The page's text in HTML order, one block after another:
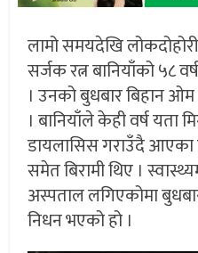
लामो समयदेखि
सर्जक रत्न बानियाँको ५८
। उनको बुधबार बिहान
। बानियाँले केही वर्ष यता
डायलासिस गराउँदै आएका
समेत बिरामी थिए ।
अस्पताल लगिएकोमा
निधन भएको हो ।